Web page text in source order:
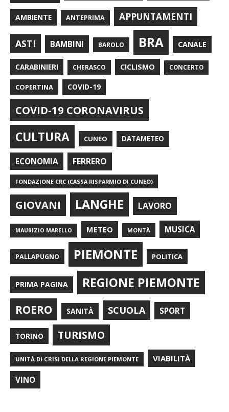
AMBIENTE ANTEPRIMA APPUNTAMENTI
ASTI BAMBINI BAROLO BRA CANALE
CARABINIERI CHERASCO CICLISMO CONCERTO
COPERTINA COVID-19
COVID-19 CORONAVIRUS
CULTURA CUNEO DATAMETEO
ECONOMIA FERRERO
FONDAZIONE CRC (CASSA RISPARMIO DI CUNEO)
GIOVANI LANGHE LAVORO
MAURIZIO MARELLO METEO MONTÀ MUSICA
PALLAPUGNO PIEMONTE POLITICA
PRIMA PAGINA REGIONE PIEMONTE
ROERO SANITÀ SCUOLA SPORT
TORINO TURISMO
UNITÀ DI CRISI DELLA REGIONE PIEMONTE VIABILITÀ
VINO